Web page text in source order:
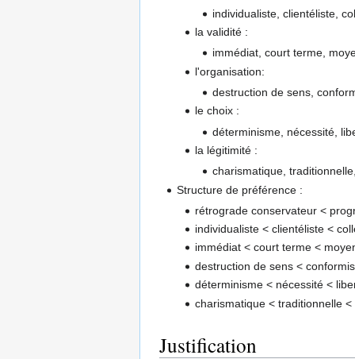
individualiste, clientéliste,
la validité :
immédiat, court terme,
l'organisation:
destruction de sens,
le choix :
déterminisme, nécessité,
la légitimité :
charismatique,
Structure de préférence :
rétrograde conservateur <
individualiste < clientéliste <
immédiat < court terme <
destruction de sens <
déterminisme < nécessité <
charismatique < traditionnelle
Justification